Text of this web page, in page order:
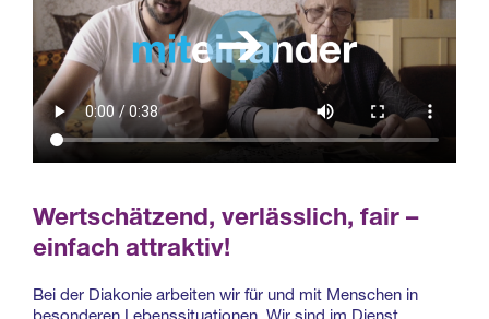
Wertschätzend, verlässlich, fair –
einfach attraktiv!
Bei der Diakonie arbeiten wir für und mit Menschen in